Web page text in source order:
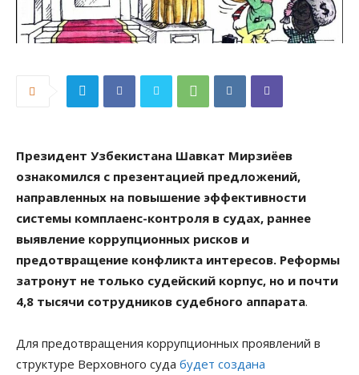
Президент Узбекистана Шавкат Мирзиёев
ознакомился с презентацией предложений,
направленных на повышение эффективности
системы комплаенс-контроля в судах, раннее
выявление коррупционных рисков и
предотвращение конфликта интересов. Реформы
затронут не только судейский корпус, но и почти
4,8 тысячи сотрудников судебного аппарата.
Для предотвращения коррупционных проявлений в
структуре Верховного суда будет создана